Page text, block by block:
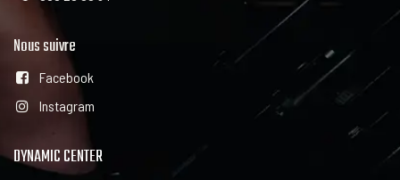
Nous suivre
Facebook
Instagram
DYNAMIC CENTER